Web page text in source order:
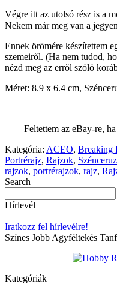
Végre itt az utolsó rész is a
Nekem már meg van a
Ennek örömére készítettem
szemeiről. (Ha nem tudod,
nézd meg az erről szóló
Méret: 8.9 x 6.4 cm,
Feltettem az eBay-re,
Kategória: ACEO, Breaking
Portrérajz, Rajzok,
rajzok, portrérajzok, rajz,
Search
Hírlevél
Iratkozz fel hírlevélre!
Színes Jobb Agyféltekés
Kategóriák